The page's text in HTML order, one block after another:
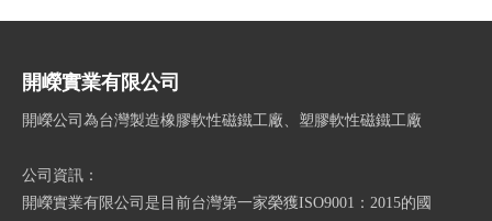
開嶸實業有限公司
開嶸公司為台灣製造橡膠軟性磁鐵工廠、塑膠軟性磁鐵工廠
公司資訊：
開嶸實業有限公司是目前台灣第一家榮獲ISO9001：2015的國